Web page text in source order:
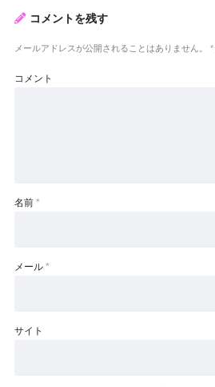
コメントを残す
メールアドレスが公開されることはありません。 *
コメント
名前 *
メール *
サイト